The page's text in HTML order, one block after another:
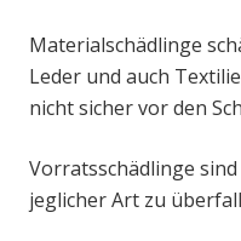
Materialschädlinge
Leder und auch
nicht sicher vor den
Vorratsschädlinge
jeglicher Art zu